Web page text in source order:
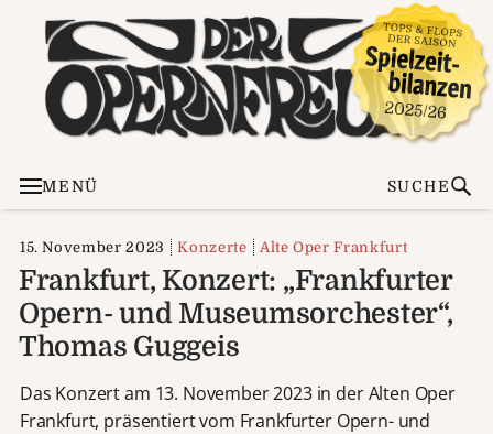
MENÜ SUCHE
15. November 2023 Konzerte Alte Oper Frankfurt
Frankfurt, Konzert: „Frankfurter
Opern- und Museumsorchester“,
Thomas Guggeis
Das Konzert am 13. November 2023 in der Alten Oper
Frankfurt, präsentiert vom Frankfurter Opern- und